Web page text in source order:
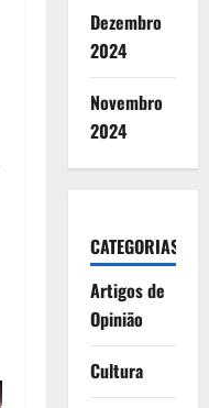
Dezembro
2024
Novembro
2024
CATEGORIAS
Artigos de
Opinião
Cultura